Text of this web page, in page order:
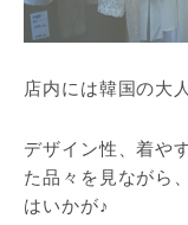
店内には韓国の大
デザイン性、着や
た品々を見ながら
はいかが♪